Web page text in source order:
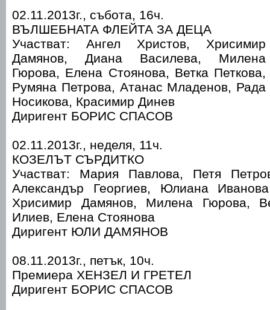
02.11.2013г., събота, 16ч.
ВЪЛШЕБНАТА ФЛЕЙТА ЗА ДЕЦА
Участват: Ангел Христов, Хрисимир
Дамянов, Диана Василева, Милена
Гюрова, Елена Стоянова, Ветка Петкова,
Румяна Петрова, Атанас Младенов, Рада
Носикова, Красимир Динев
Диригент БОРИС СПАСОВ
02.11.2013г., неделя, 11ч.
КОЗЕЛЪТ СЪРДИТКО
Участват: Мария Павлова, Петя
Александър Георгиев, Юлиана
Хрисимир Дамянов, Милена Гюрова,
Илиев, Елена Стоянова
Диригент ЮЛИ ДАМЯНОВ
08.11.2013г., петък, 10ч.
Премиера ХЕНЗЕЛ И ГРЕТЕЛ
Диригент БОРИС СПАСОВ